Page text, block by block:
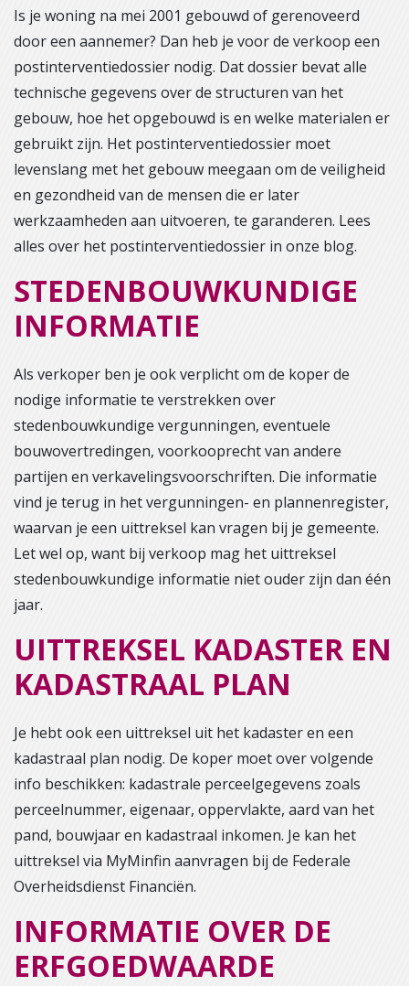
Is je woning na mei 2001 gebouwd of gerenoveerd
door een aannemer? Dan heb je voor de verkoop een
postinterventiedossier nodig. Dat dossier bevat alle
technische gegevens over de structuren van het
gebouw, hoe het opgebouwd is en welke materialen er
gebruikt zijn. Het postinterventiedossier moet
levenslang met het gebouw meegaan om de veiligheid
en gezondheid van de mensen die er later
werkzaamheden aan uitvoeren, te garanderen. Lees
alles over het postinterventiedossier in onze blog.
STEDENBOUWKUNDIGE
INFORMATIE
Als verkoper ben je ook verplicht om de koper de
nodige informatie te verstrekken over
stedenbouwkundige vergunningen, eventuele
bouwovertredingen, voorkooprecht van andere
partijen en verkavelingsvoorschriften. Die informatie
vind je terug in het vergunningen- en plannenregister,
waarvan je een uittreksel kan vragen bij je gemeente.
Let wel op, want bij verkoop mag het uittreksel
stedenbouwkundige informatie niet ouder zijn dan één
jaar.
UITTREKSEL KADASTER EN
KADASTRAAL PLAN
Je hebt ook een uittreksel uit het kadaster en een
kadastraal plan nodig. De koper moet over volgende
info beschikken: kadastrale perceelgegevens zoals
perceelnummer, eigenaar, oppervlakte, aard van het
pand, bouwjaar en kadastraal inkomen. Je kan het
uittreksel via MyMinfin aanvragen bij de Federale
Overheidsdienst Financiën.
INFORMATIE OVER DE
ERFGOEDWAARDE